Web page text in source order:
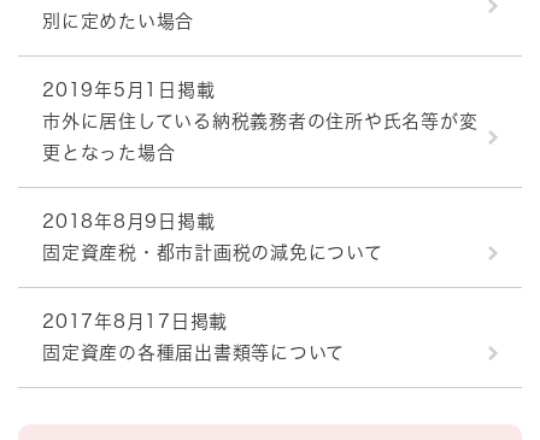
別に定めたい場合
2019年5月1日掲載
市外に居住している納税義務者の住所や氏名等が変
更となった場合
2018年8月9日掲載
固定資産税・都市計画税の減免について
2017年8月17日掲載
固定資産の各種届出書類等について